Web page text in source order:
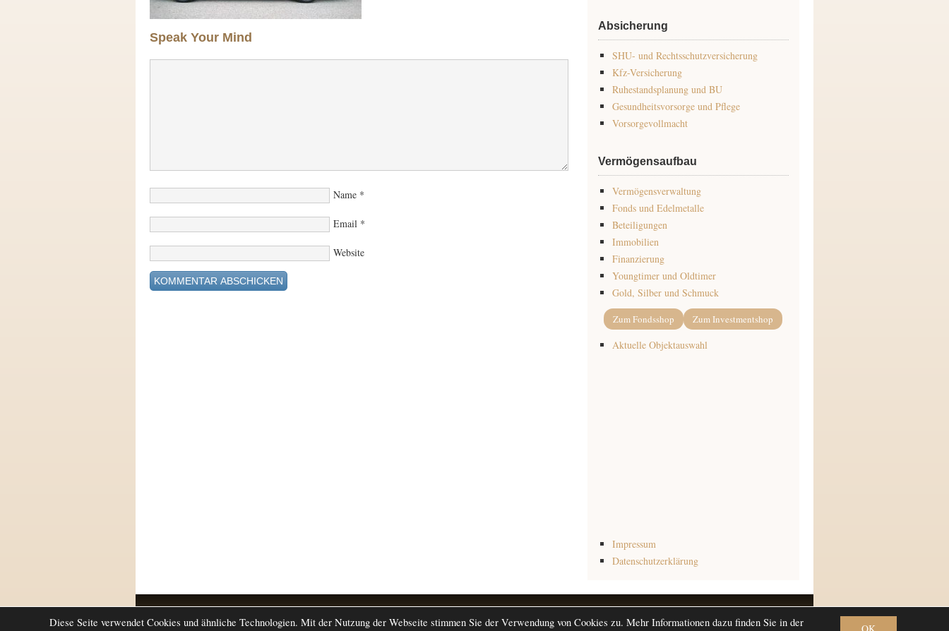
Speak Your Mind
Name *
Email *
Website
Absicherung
SHU- und Rechtsschutzversicherung
Kfz-Versicherung
Ruhestandsplanung und BU
Gesundheitsvorsorge und Pflege
Vorsorgevollmacht
Vermögensaufbau
Vermögensverwaltung
Fonds und Edelmetalle
Beteiligungen
Immobilien
Finanzierung
Youngtimer und Oldtimer
Gold, Silber und Schmuck
Zum Fondsshop Zum Investmentshop
Aktuelle Objektauswahl
Impressum
Datenschutzerklärung
Genesis Framework WordPress
Diese Seite verwendet Cookies und ähnliche Technologien. Mit der Nutzung der Webseite stimmen Sie der Verwendung von Cookies zu. Mehr Informationen dazu finden Sie in der